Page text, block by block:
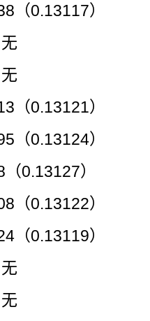
（0.13117）
无
无
（0.13121）
（0.13124）
0.13127）
（0.13122）
（0.13119）
无
无